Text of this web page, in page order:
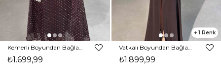
₺1.699,99
1
₺1.899,99